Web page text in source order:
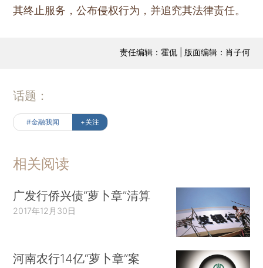
其终止服务，公布侵权行为，并追究其法律责任。
责任编辑：霍侃 | 版面编辑：肖子何
话题：
#金融我闻 +关注
相关阅读
广发行侨兴债“萝卜章”清算
2017年12月30日
河南农行14亿“萝卜章”案